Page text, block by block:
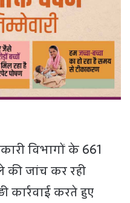
विभागों के 661
जांच कर रही
कार्रवाई करते हुए